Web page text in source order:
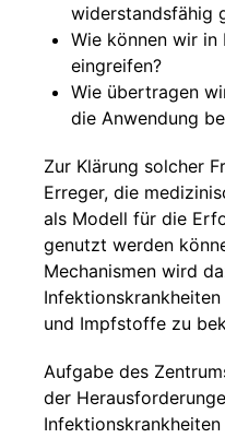
widerstandsfähig
Wie können wir
eingreifen?
Wie übertragen
die Anwendung
Zur Klärung solcher
Erreger, die
als Modell für die
genutzt werden
Mechanismen wird
und Impfstoffe zu
Aufgabe des
der